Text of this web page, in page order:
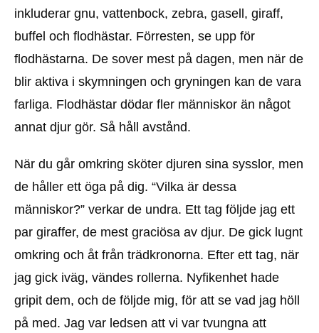
inkluderar gnu, vattenbock, zebra, gasell, giraff,
buffel och flodhästar. Förresten, se upp för
flodhästarna. De sover mest på dagen, men när de
blir aktiva i skymningen och gryningen kan de vara
farliga. Flodhästar dödar fler människor än något
annat djur gör. Så håll avstånd.
När du går omkring sköter djuren sina sysslor, men
de håller ett öga på dig. “Vilka är dessa
människor?” verkar de undra. Ett tag följde jag ett
par giraffer, de mest graciösa av djur. De gick lugnt
omkring och åt från trädkronorna. Efter ett tag, när
jag gick iväg, vändes rollerna. Nyfikenhet hade
gripit dem, och de följde mig, för att se vad jag höll
på med. Jag var ledsen att vi var tvungna att